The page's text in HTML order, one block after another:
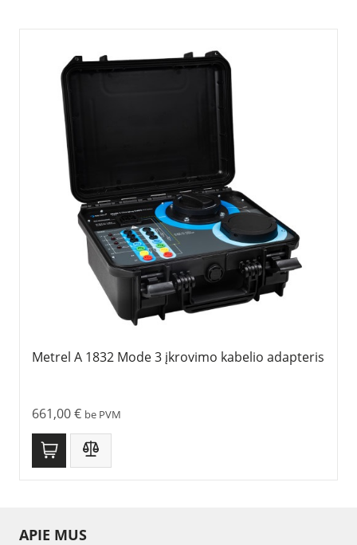
Metrel A 1832 Mode 3 įkrovimo kabelio adapteris
661,00€ be PVM
APIE MUS